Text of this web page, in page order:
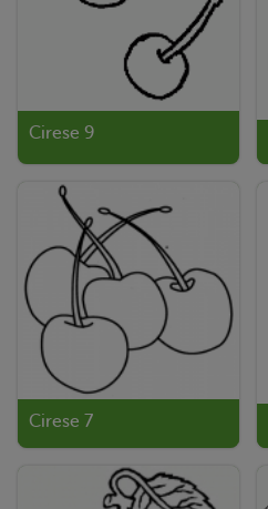
Cirese 9
Cirese 7